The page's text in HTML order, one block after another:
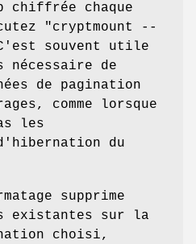
chiffrée chaque
"cryptmount --
souvent utile
de
de pagination
comme lorsque
les
du
supprime
existantes sur la
choisi,